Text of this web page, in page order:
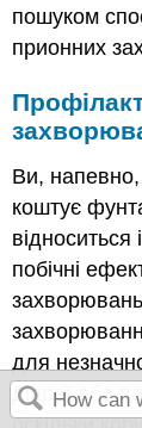
пошуком
прионних
Ви, напевно,
коштує
відноситься
побічні
для
діареї або